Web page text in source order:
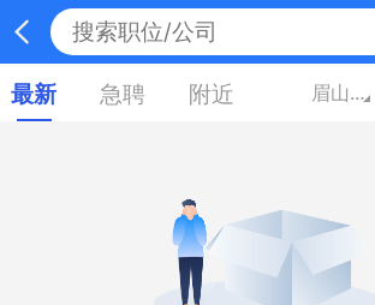
最新 急聘 附近 眉山四川